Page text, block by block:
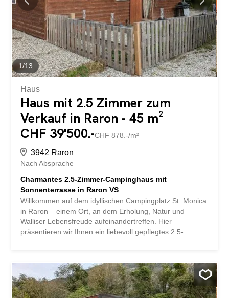
authentische Ausstrahlung verleiht. Das Badezimmer ist
mit einer Dusche ausgestattet und funktional gestaltet.
Zusätzlich stehen im angrenzenden Wohnwagenbereich
zwei weitere Schlafräume mit insgesamt vier
Schlafmöglichkeiten zur Verfügung. So bietet das Objekt
flexible...
1/13
Haus
Haus mit 2.5 Zimmer zum
Verkauf in Raron - 45 m²
CHF 39'500.-CHF 878.-/m²
3942 Raron
Nach Absprache
Charmantes 2.5-Zimmer-Campinghaus mit
Sonnenterrasse in Raron VS
Willkommen auf dem idyllischen Campingplatz St. Monica
in Raron – einem Ort, an dem Erholung, Natur und
Walliser Lebensfreude aufeinandertreffen. Hier
präsentieren wir Ihnen ein liebevoll gepflegtes 2.5-
beeindruckenden Bergkulisse. Das Campinghaus
überzeugt durch seine durchdachte Raumaufteilung und
seiner wohnlichen Atmosphäre. Der Wohnbereich
befindet sich im charmanten Campinghaus und bietet